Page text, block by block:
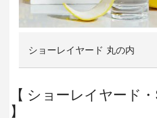
ショーレイヤード 丸の内
ショーレイヤード・